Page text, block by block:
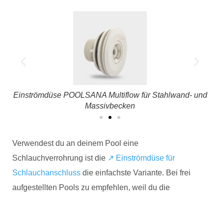
Einströmdüse POOLSANA Multiflow für Stahlwand- und
Massivbecken
Verwendest du an deinem Pool eine
Schlauchverrohrung ist die ↗️ Einströmdüse für
Schlauchanschluss die einfachste Variante. Bei frei
aufgestellten Pools zu empfehlen, weil du die